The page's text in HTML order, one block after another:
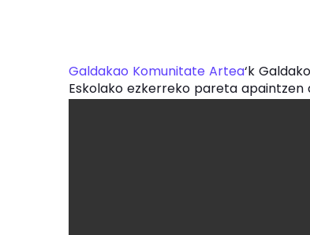
Galdakao Komunitate Artea‘k
Eskolako ezkerreko pareta apaintzen